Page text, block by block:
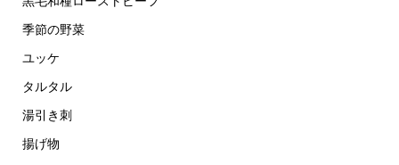
季節の野菜
ユッケ
タルタル
湯引き刺
揚げ物